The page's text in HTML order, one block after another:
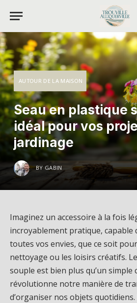
AUTOUR DE LA MAISON
Seau en plastique
idéal pour vos
jardinage
BY GABIN
Imaginez un accessoire à la fois
incroyablement pratique, capable
toutes vos envies, que ce soit
nettoyage ou les loisirs créatifs.
souple est bien plus qu’un simple
révolutionne notre manière de
d’organiser nos objets